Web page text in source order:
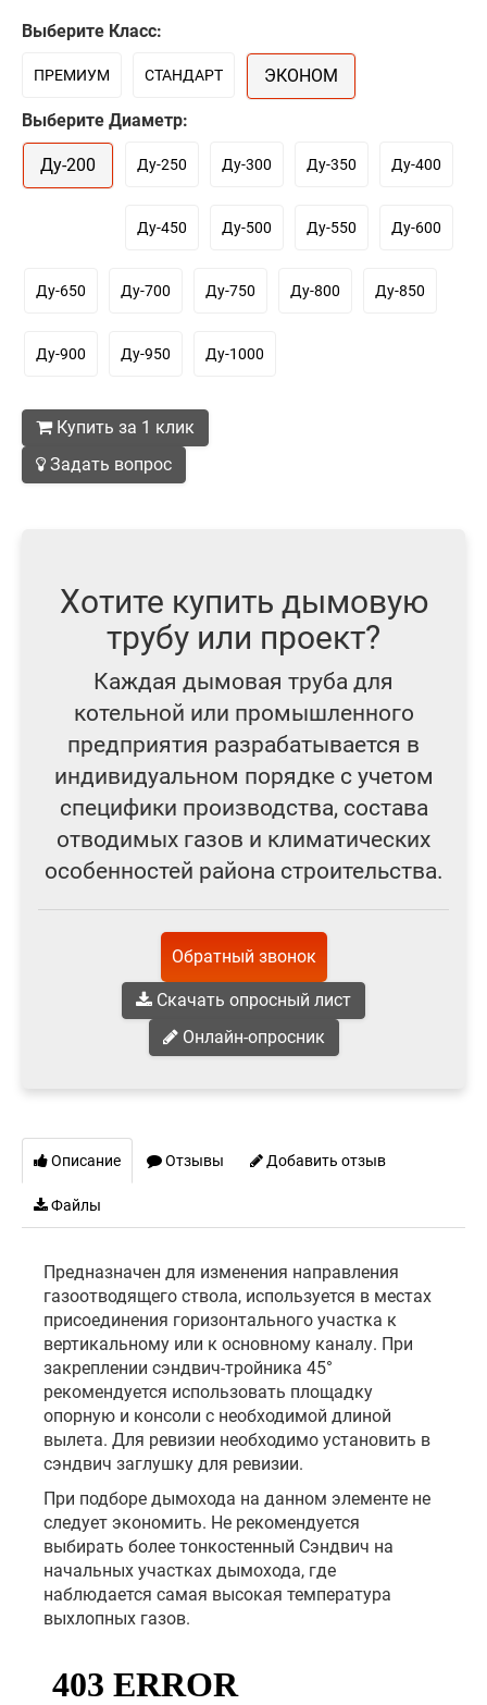
Выберите Класс:
ПРЕМИУМ СТАНДАРТ ЭКОНОМ
Выберите Диаметр:
Ду-200 Ду-250 Ду-300 Ду-350 Ду-400
Ду-450 Ду-500 Ду-550 Ду-600
Ду-650 Ду-700 Ду-750 Ду-800 Ду-850
Ду-900 Ду-950 Ду-1000
Купить за 1 клик
Задать вопрос
Хотите купить дымовую
трубу или проект?
Каждая дымовая труба для
котельной или промышленного
предприятия разрабатывается в
индивидуальном порядке с учетом
специфики производства, состава
отводимых газов и климатических
особенностей района строительства.
Обратный звонок
Скачать опросный лист
Онлайн-опросник
Описание Отзывы Добавить отзыв
Файлы
Предназначен для изменения направления
газоотводящего ствола, используется в местах
присоединения горизонтального участка к
вертикальному или к основному каналу. При
закреплении сэндвич-тройника 45°
рекомендуется использовать площадку
опорную и консоли с необходимой длиной
вылета. Для ревизии необходимо установить в
сэндвич заглушку для ревизии.
При подборе дымохода на данном элементе не
следует экономить. Не рекомендуется
выбирать более тонкостенный Сэндвич на
начальных участках дымохода, где
наблюдается самая высокая температура
выхлопных газов.